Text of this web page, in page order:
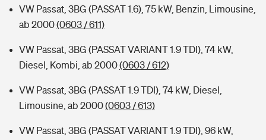
VW Passat, 3BG (PASSAT 1.6), 75 kW, Benzin, Limousine,
ab 2000(0603 / 611)
VW Passat, 3BG (PASSAT VARIANT 1.9 TDI), 74 kW,
Diesel, Kombi, ab 2000(0603 / 612)
VW Passat, 3BG (PASSAT 1.9 TDI), 74 kW, Diesel,
Limousine, ab 2000(0603 / 613)
VW Passat, 3BG (PASSAT VARIANT 1.9 TDI), 96 kW,